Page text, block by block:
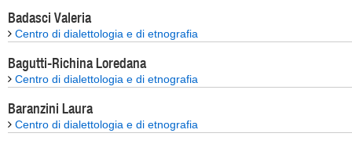
Badasci Valeria
Centro di dialettologia e di etnografia
Bagutti-Richina Loredana
Centro di dialettologia e di etnografia
Baranzini Laura
Centro di dialettologia e di etnografia